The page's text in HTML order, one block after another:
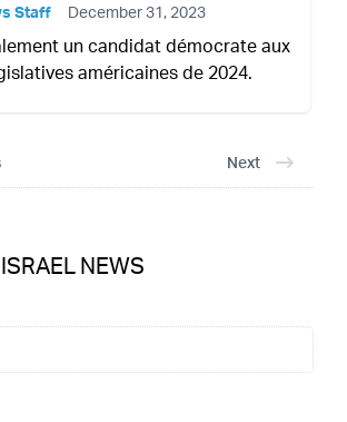
Staff December 31, 2023
un candidat démocrate aux
américaines de 2024.
Next
NEWS